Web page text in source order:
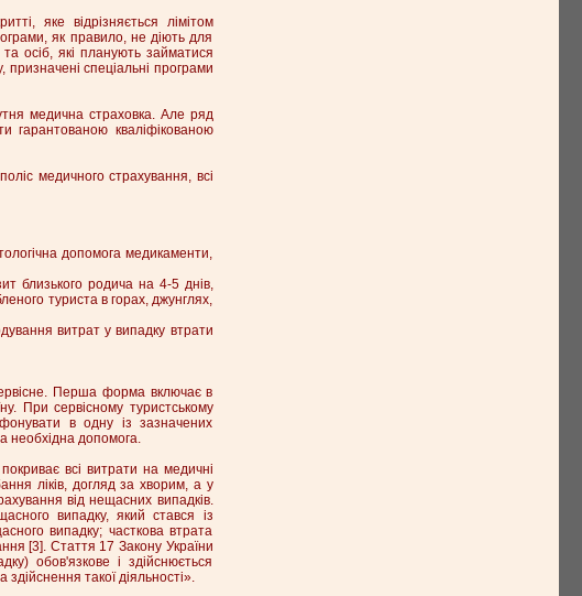
яке відрізняється лімітом
як правило, не діють для
осіб, які планують займатися
призначені спеціальні програми
медична страховка. Але ряд
гарантованою кваліфікованою
медичного страхування, всі
допомога медикаменти,
близького родича на 4-5 днів,
туриста в горах, джунглях,
витрат у випадку втрати
Перша форма включає в
При сервісному туристському
в одну із зазначених
необхідна допомога.
всі витрати на медичні
ліків, догляд за хворим, а у
від нещасних випадків.
випадку, який стався із
випадку; часткова втрата
[3]. Стаття 17 Закону України
обов'язкове і здійснюється
такої діяльності».